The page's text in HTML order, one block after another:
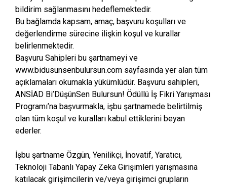
bildirim sağlanmasını hedeflemektedir.
Bu bağlamda kapsam, amaç, başvuru koşulları ve
değerlendirme sürecine ilişkin koşul ve kurallar
belirlenmektedir.
Başvuru Sahipleri bu şartnameyi ve
www.bidusunsenbulursun.com sayfasında yer alan tüm
açıklamaları okumakla yükümlüdür. Başvuru sahipleri,
ANSİAD Bi’DüşünSen Bulursun! Ödüllü İş Fikri Yarışması
Programı’na başvurmakla, işbu şartnamede belirtilmiş
olan tüm koşul ve kuralları kabul ettiklerini beyan
ederler.
İşbu şartname Özgün, Yenilikçi, İnovatif, Yaratıcı,
Teknoloji Tabanlı Yapay Zeka Girişimleri yarışmasına
katılacak girişimcilerin ve/veya girişimci grupların